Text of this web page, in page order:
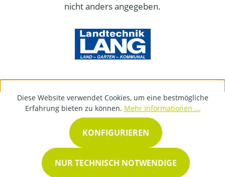
nicht anders angegeben.
Diese Website verwendet Cookies, um eine bestmögliche
Erfahrung bieten zu können. Mehr Informationen ...
NUR TECHNISCH NOTWENDIGE
KONFIGURIEREN